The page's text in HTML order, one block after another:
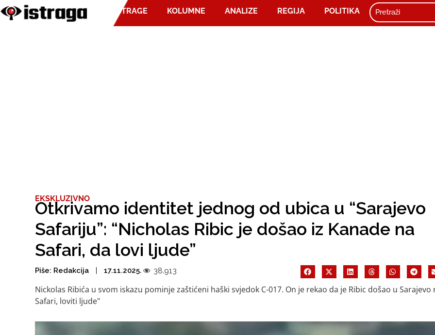
ISTRAGE KOLUMNE ANALIZE REGIJA POLITIKA
EKSKLUZIVNO
Otkrivamo identitet jednog od ubica u “Sarajevo
Safariju”: “Nicholas Ribic je došao iz Kanade na
Safari, da lovi ljude”
Piše: Redakcija 17.11.2025. 38.913
Nickolas Ribića u svom iskazu pominje zaštićeni haški svjedok C-017. On je rekao da je Ribic došao u Sarajevo
Safari, loviti ljude"